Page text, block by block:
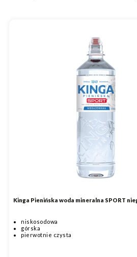
Kinga Pienińska woda mineralna SPORT
niskosodowa
górska
pierwotnie czysta